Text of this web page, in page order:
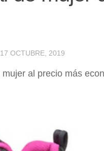
17 OCTUBRE, 2019
al precio más